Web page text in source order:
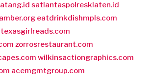
satlantaspolresklaten.id
eatdrinkdishmpls.com
texasgirlreads.com
zorrosrestaurant.com
wilkinsactiongraphics.com
acemgmtgroup.com